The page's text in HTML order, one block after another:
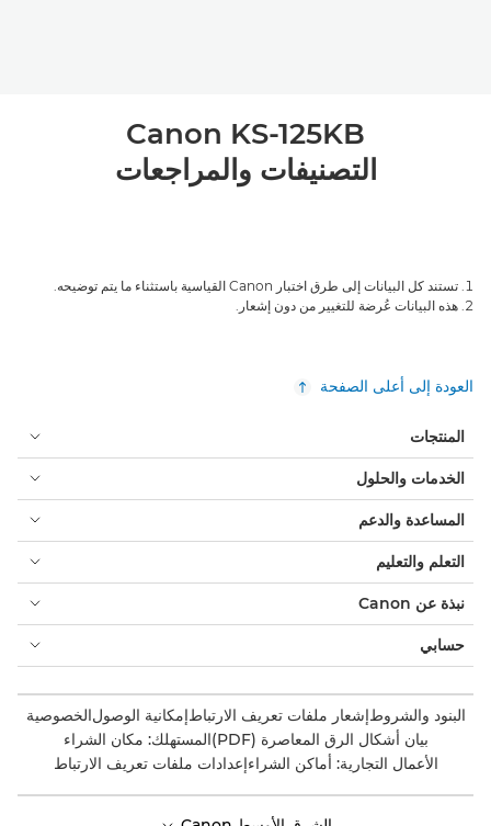
Canon KS-125KB
التصنيفات والمراجعات
تستند كل البيانات إلى طرق اختبار Canon القياسية باستثناء ما يتم توضيحه.
هذه البيانات عُرضة للتغيير من دون إشعار.
العودة إلى أعلى الصفحة
المنتجات
الخدمات والحلول
المساعدة والدعم
التعلم والتعليم
نبذة عن Canon
حسابي
البنود والشروطإشعار ملفات تعريف الارتباطإمكانية الوصولالخصوصية
بيان أشكال الرق المعاصرة (PDF)
المستهلك: مكان الشراء
الأعمال التجارية: أماكن الشراءإعدادات ملفات تعريف الارتباط